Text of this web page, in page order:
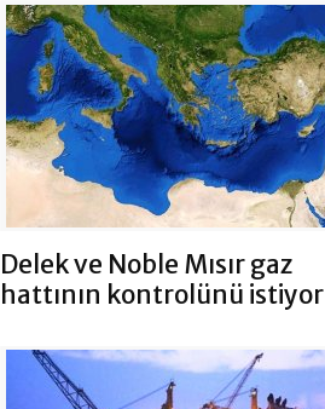
Delek ve Noble Mısır gaz
hattının kontrolünü istiyor